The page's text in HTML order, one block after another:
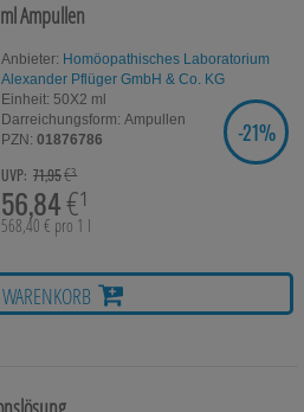
Ampullen
Anbieter: Homöopathisches Laboratorium
Alexander Pflüger GmbH & Co. KG
Einheit: 50X2 ml
Darreichungsform: Ampullen
PZN: 01876786
UVP: 71,95€³
56,84€¹
568,40 € pro 1 l
SIE SPAREN
-21%